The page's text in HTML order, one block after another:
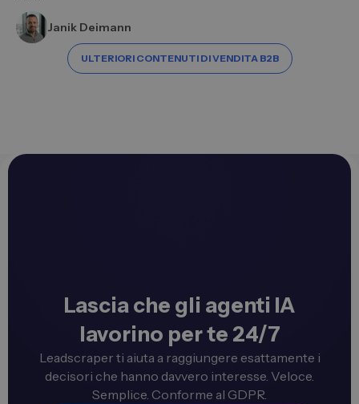
Janik Deimann
ULTERIORI CONTENUTI DI VENDITA B2B
Lascia che gli agenti IA
lavorino per te 24/7
Leadscraper ti aiuta a raggiungere esattamente i
decisori che hanno davvero interesse. Veloce.
Semplice. Conforme al GDPR.